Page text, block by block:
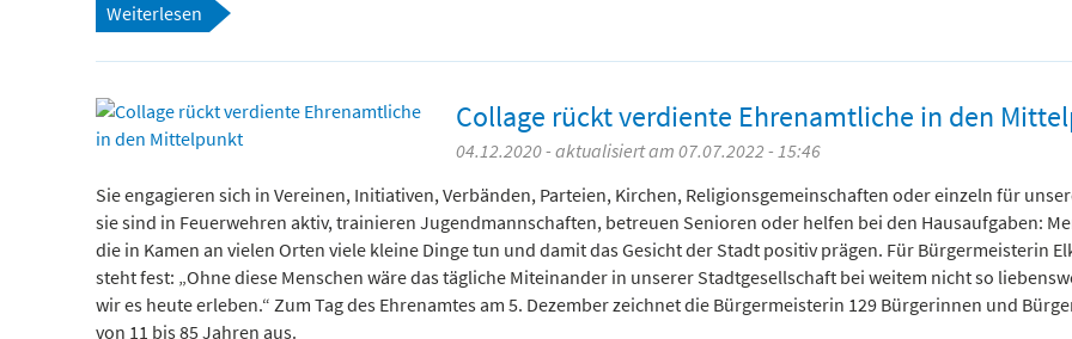
Weiterlesen
Collage rückt verdiente Ehrenamtliche in den
04.12.2020 - aktualisiert am 07.07.2022 - 15:46
Sie engagieren sich in Vereinen, Initiativen, Verbänden, Parteien, Kirchen, Religionsgemeinschaften oder einzeln für
sie sind in Feuerwehren aktiv, trainieren Jugendmannschaften, betreuen Senioren oder helfen bei den Hausaufgaben:
die in Kamen an vielen Orten viele kleine Dinge tun und damit das Gesicht der Stadt positiv prägen. Für Bürgermeisterin
steht fest: „Ohne diese Menschen wäre das tägliche Miteinander in unserer Stadtgesellschaft bei weitem nicht so
wir es heute erleben.“ Zum Tag des Ehrenamtes am 5. Dezember zeichnet die Bürgermeisterin 129 Bürgerinnen und
von 11 bis 85 Jahren aus.